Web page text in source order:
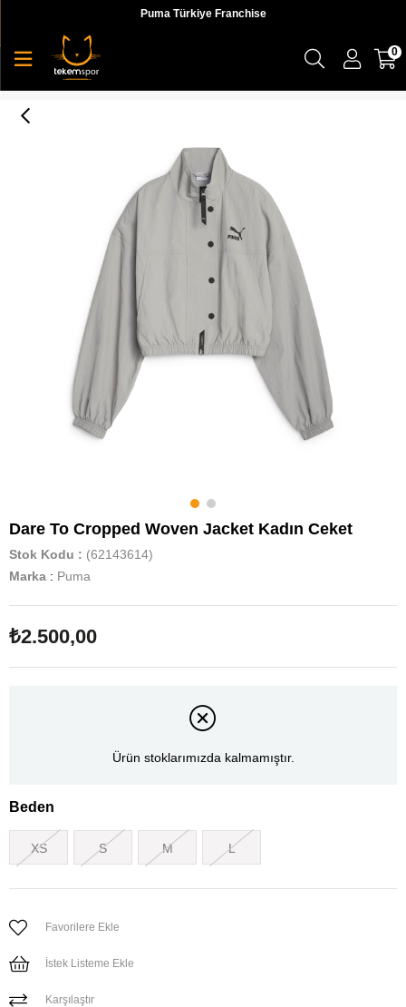
Puma Türkiye Franchise
0
Dare To Cropped Woven Jacket Kadın Ceket
Stok Kodu
(62143614)
Marka : Puma
₺2.500,00
Ürün stoklarımızda kalmamıştır.
Beden
XS S M L
Favorilere Ekle
İstek Listeme Ekle
Karşılaştır